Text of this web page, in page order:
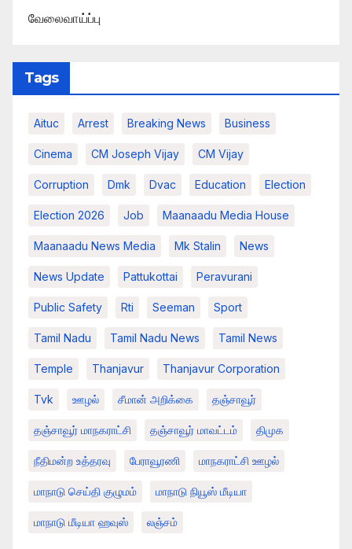
வேலைவாய்ப்பு
Tags
Aituc Arrest Breaking News​ Business
Cinema CM Joseph Vijay CM Vijay
Corruption Dmk Dvac Education Election
Election 2026 Job Maanaadu Media House
Maanaadu News Media Mk Stalin News
News Update Pattukottai Peravurani
Public Safety Rti Seeman Sport
Tamil Nadu Tamil Nadu News Tamil News
Temple Thanjavur Thanjavur Corporation
Tvk ஊழல் சீமான் அறிக்கை தஞ்சாவூர்
தஞ்சாவூர் மாநகராட்சி தஞ்சாவூர் மாவட்டம் திமுக
நீதிமன்ற உத்தரவு பேராவூரணி மாநகராட்சி ஊழல்
மாநாடு செய்தி குழுமம் மாநாடு நியூஸ் மீடியா
மாநாடு மீடியா ஹவுஸ் லஞ்சம்